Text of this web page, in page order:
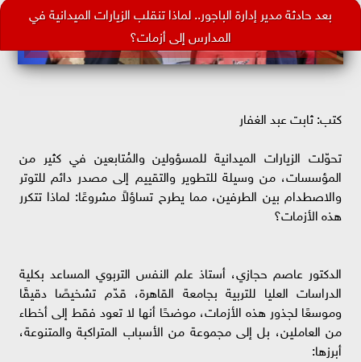
بعد حادثة مدير إدارة الباجور.. لماذا تنقلب الزيارات الميدانية في
المدارس إلى أزمات؟
كتب: ثابت عبد الغفار
تحوّلت الزيارات الميدانية للمسؤولين والمُتابعين في كثير من
المؤسسات، من وسيلة للتطوير والتقييم إلى مصدر دائم للتوتر
والاصطدام بين الطرفين، مما يطرح تساؤلاً مشروعًا: لماذا تتكرر
هذه الأزمات؟
الدكتور عاصم حجازي، أستاذ علم النفس التربوي المساعد بكلية
الدراسات العليا للتربية بجامعة القاهرة، قدّم تشخيصًا دقيقًا
وموسعًا لجذور هذه الأزمات، موضحًا أنها لا تعود فقط إلى أخطاء
من العاملين، بل إلى مجموعة من الأسباب المتراكبة والمتنوعة،
أبرزها: